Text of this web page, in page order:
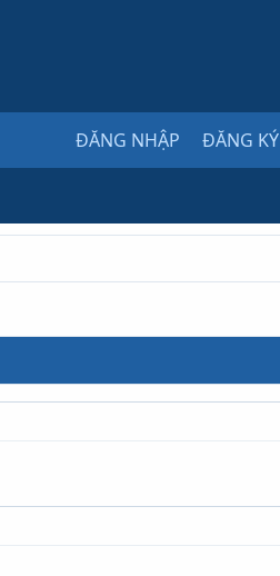
ĐĂNG NHẬP ĐĂNG KÝ